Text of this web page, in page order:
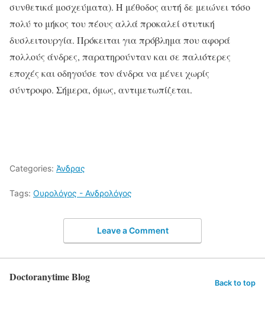
συνθετικά μοσχεύματα). Η μέθοδος αυτή δε μειώνει τόσο
πολύ το μήκος του πέους αλλά προκαλεί στυτική
δυσλειτουργία. Πρόκειται για πρόβλημα που αφορά
πολλούς άνδρες, παρατηρούνταν και σε παλιότερες
εποχές και οδηγούσε τον άνδρα να μένει χωρίς
σύντροφο. Σήμερα, όμως, αντιμετωπίζεται.
Categories: Άνδρας
Tags: Ουρολόγος - Ανδρολόγος
Leave a Comment
Doctoranytime Blog Back to top